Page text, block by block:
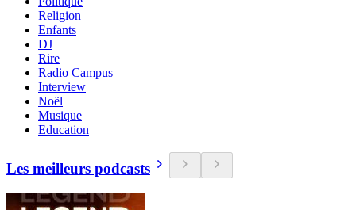
Religion
Enfants
DJ
Rire
Radio Campus
Interview
Noël
Musique
Education
Les meilleurs podcasts